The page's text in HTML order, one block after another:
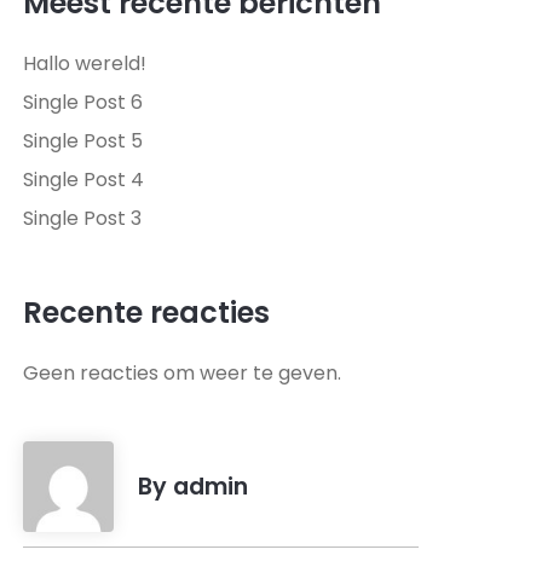
Hallo wereld!
Single Post 6
Single Post 5
Single Post 4
Single Post 3
Recente reacties
Geen reacties om weer te geven.
By adminOns support team staat iedere